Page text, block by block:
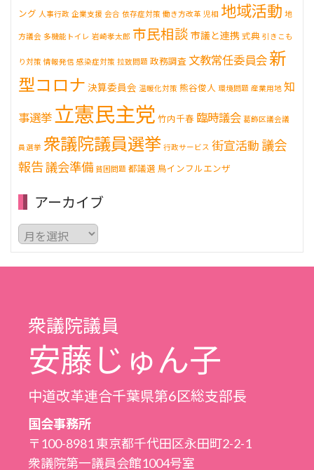
ング 人事行政 企業支援 会合 依存症対策 働き方改革 児相 地域活動 地
方議会 多機能トイレ 岩崎孝太郎 市民相談 市議と連携 式典 引きこも
り対策 情報発信 感染症対策 拉致問題 政務調査 文教常任委員会 新
型コロナ 決算委員会 温暖化対策 熊谷俊人 環境問題 産業用地 知
事選挙 立憲民主党 竹内千春 臨時議会 葛飾区議会議
員選挙 衆議院議員選挙 行政サービス 街宣活動 議会
報告議会準備 貧困問題 都議選 鳥インフルエンザ
アーカイブ
ア
ー
カ
イ
衆議院議員
安藤じゅん子
中道改革連合千葉県第6区総支部長
国会事務所
〒100-8981 東京都千代田区永田町2-2-1
衆議院第一議員会館1004号室